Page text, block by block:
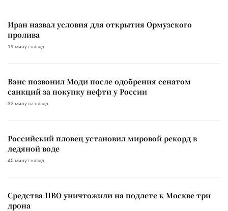
Иран назвал условия для открытия Ормузского
пролива
19 минут назад
Вэнс позвонил Моди после одобрения сенатом
санкций за покупку нефти у России
32 минуты назад
Российский пловец установил мировой рекорд в
ледяной воде
45 минут назад
Средства ПВО уничтожили на подлете к Москве три
дрона